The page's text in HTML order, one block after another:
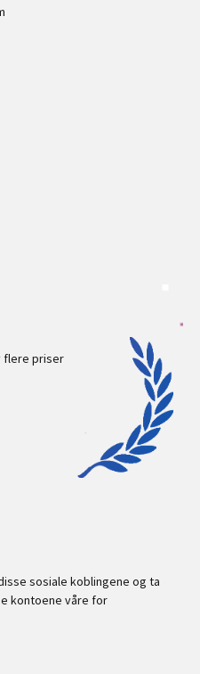
flere priser
sosiale koblingene og ta
kontoene våre for